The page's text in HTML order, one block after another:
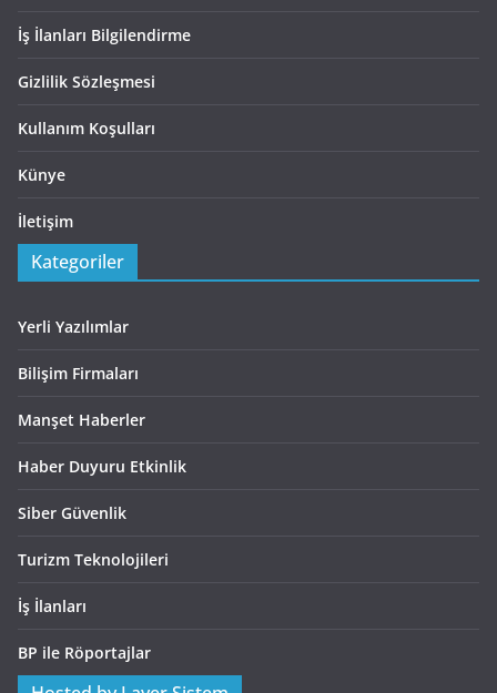
İş İlanları Bilgilendirme
Gizlilik Sözleşmesi
Kullanım Koşulları
Künye
İletişim
Kategoriler
Yerli Yazılımlar
Bilişim Firmaları
Manşet Haberler
Haber Duyuru Etkinlik
Siber Güvenlik
Turizm Teknolojileri
İş İlanları
BP ile Röportajlar